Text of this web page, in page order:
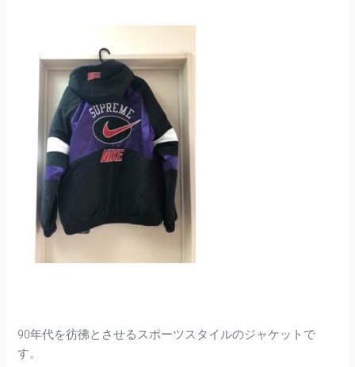
90年代を彷彿とさせるスポーツスタイルのジャケットで
す。